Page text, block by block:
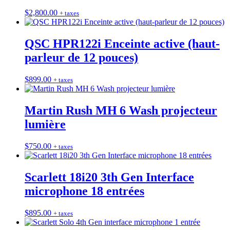
$2,800.00 + taxes
QSC HPR122i Enceinte active (haut-
parleur de 12 pouces)
$899.00 + taxes
Martin Rush MH 6 Wash projecteur
lumière
$750.00 + taxes
Scarlett 18i20 3th Gen Interface
microphone 18 entrées
$895.00 + taxes